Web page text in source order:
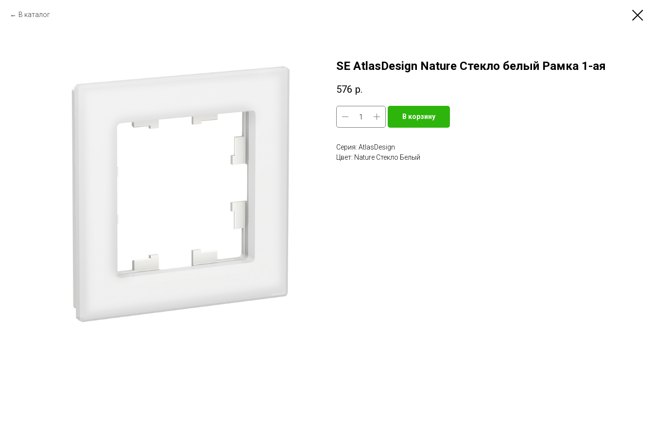
В каталог
SE AtlasDesign Nature Стекло белый Рамка 1-ая
576 р.
В корзину
Серия: AtlasDesign
Цвет: Nature Стекло Белый